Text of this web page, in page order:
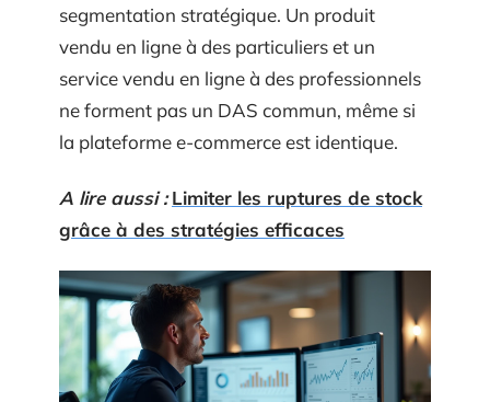
segmentation stratégique. Un produit
vendu en ligne à des particuliers et un
service vendu en ligne à des professionnels
ne forment pas un DAS commun, même si
la plateforme e-commerce est identique.
A lire aussi : Limiter les ruptures de stock
grâce à des stratégies efficaces